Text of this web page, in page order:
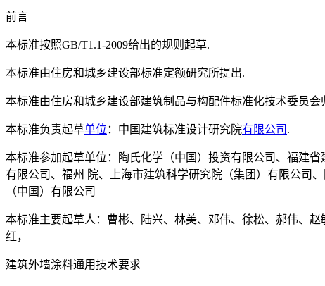
前言
本标准按照GB/T1.1-2009给出的规则起草.
本标准由住房和城乡建设部标准定额研究所提出.
本标准由住房和城乡建设部建筑制品与构配件标准化技术委员会
本标准负责起草单位 ：中国建筑标准设计研究院有限公司 .
本标准参加起草单位：陶氏化学（中国）投资有限公司、福建
有限公司、福州 院、上海市建筑科学研究院（集团）有限公司
（中国）有限公司
本标准主要起草人：曹彬、陆兴、林美、邓伟、徐松、郝伟、
红，
建筑外墙涂料通用技术要求